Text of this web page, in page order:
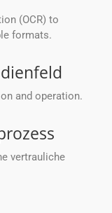
(OCR) to
formats.
and operation.
vertrauliche